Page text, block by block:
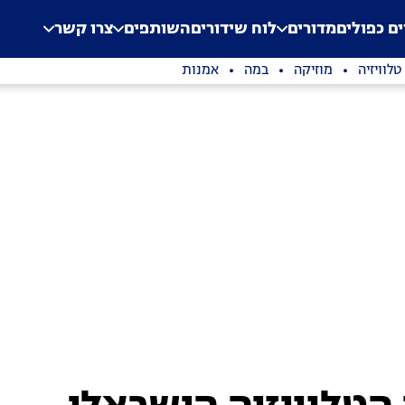
Application error: a
. כפוליםמדורים לוח שידוריםהשותפים צרו קשר
טלוויזיה מוזיקה במה אמנות